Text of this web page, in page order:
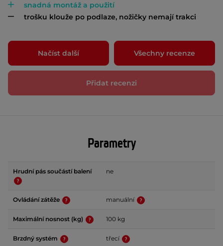
snadná montáž a použití
trošku klouže po podlaze, nožičky nemají trakci
Načíst další Všechny recenze
Přidat recenzi
Parametry
Hrudní pás součástí balení ne
Ovládání zátěže manuální
Maximální nosnost (kg) 100 kg
Brzdný systém třecí